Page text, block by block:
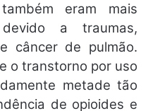
eram mais
a traumas,
câncer de pulmão.
o transtorno por uso
metade tão
de opioides e